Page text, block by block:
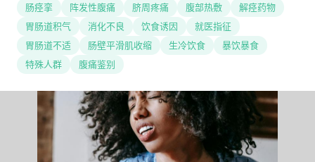
肠痉挛 阵发性腹痛 脐周疼痛 腹部热敷
解痉药物
胃肠道积气
消化不良 饮食诱因
就医指征
胃肠道不适
肠壁平滑肌收缩 生冷饮食
暴饮暴食
特殊人群
腹痛鉴别